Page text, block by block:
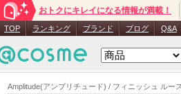
Amplitude(アンプリチュード) / フィニッシュ ルー
おトクにキレイになる情報が満載！
TOP ランキング ブランド ブログ Q&A